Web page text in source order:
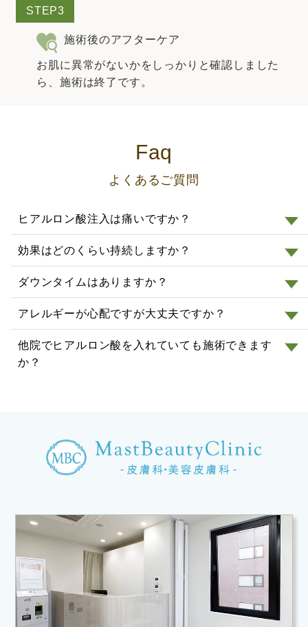
STEP3
施術後のアフターケア
お肌に異常がないかをしっかりと確認しました
ら、施術は終了です。
Faq
よくあるご質問
ヒアルロン酸注入は痛いですか？
効果はどのくらい持続しますか？
ダウンタイムはありますか？
アレルギーが心配ですが大丈夫ですか？
他院でヒアルロン酸を入れていても施術できます
か？